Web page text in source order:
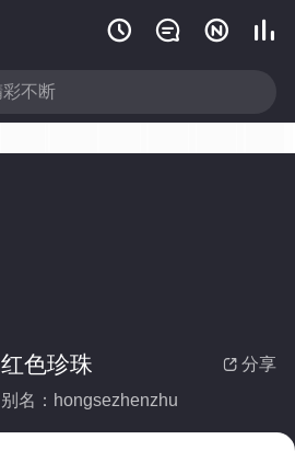
   
 分享
红色珍珠
别名：hongsezhenzhu